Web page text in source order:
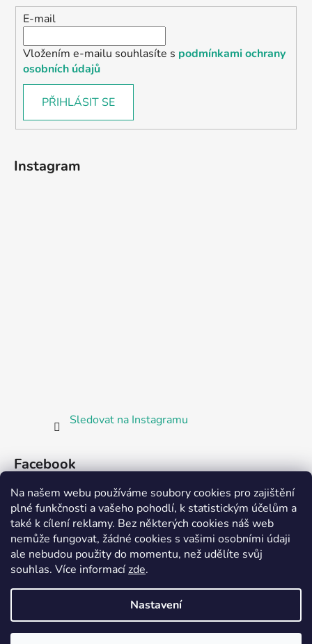
Na našem webu používáme soubory cookies pro zajištění
plné funkčnosti a vašeho pohodlí, k statistickým účelům a
také k cílení reklamy. Bez některých cookies náš web
nemůže fungovat, žádné cookies s vašimi osobními údaji
ale nebudou použity do momentu, než udělíte svůj
souhlas. Více informacízde.
Nastavení
E-mail
Vložením e-mailu souhlasíte s podmínkami ochrany
osobních údajů
PŘIHLÁSIT SE
Instagram
Sledovat na Instagramu
Facebook
Partnerská prodejna Barefoot Plzeň
Vytvořil Shoptet